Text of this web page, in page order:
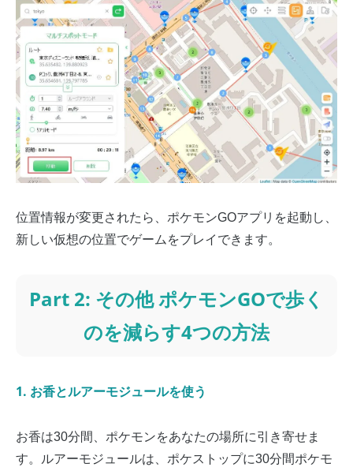
位置情報が変更されたら、ポケモンGOアプリを起動し、
新しい仮想の位置でゲームをプレイできます。
Part 2: その他 ポケモンGOで歩く
のを減らす4つの方法
1. お香とルアーモジュールを使う
お香は30分間、ポケモンをあなたの場所に引き寄せま
す。ルアーモジュールは、ポケストップに30分間ポケモ